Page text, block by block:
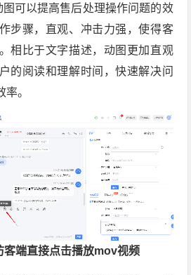
可以提高售后处理操作问题的效
步骤，直观、冲击力强，使得客
相比于文字描述，动图更加直观
的阅读和理解时间，快速解决问
。
客端直接点击播放mov视频